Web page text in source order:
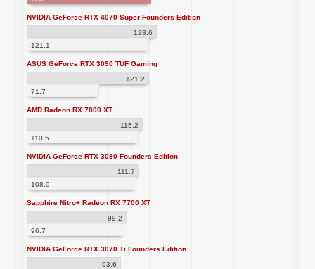
NVIDIA GeForce RTX 4070 Super Founders Edition
128.6
121.1
ASUS GeForce RTX 3090 TUF Gaming
121.2
71.7
AMD Radeon RX 7800 XT
115.2
110.5
NVIDIA GeForce RTX 3080 Founders Edition
111.7
108.9
Sapphire Nitro+ Radeon RX 7700 XT
99.2
96.7
NVIDIA GeForce RTX 3070 Ti Founders Edition
93.6